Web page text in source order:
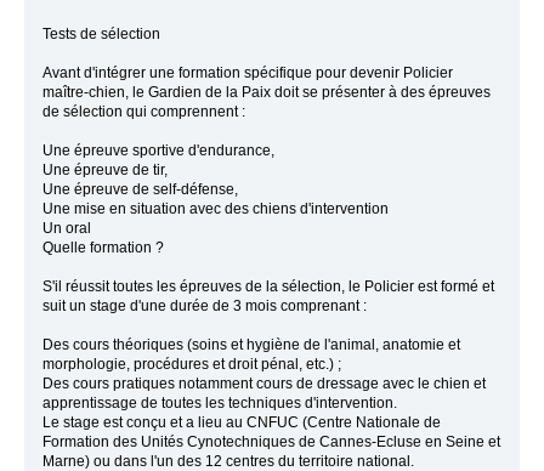
Tests de sélection
Avant d'intégrer une formation spécifique pour devenir Policier
maître-chien, le Gardien de la Paix doit se présenter à des épreuves
de sélection qui comprennent :
Une épreuve sportive d'endurance,
Une épreuve de tir,
Une épreuve de self-défense,
Une mise en situation avec des chiens d'intervention
Un oral
Quelle formation ?
S'il réussit toutes les épreuves de la sélection, le Policier est formé et
suit un stage d'une durée de 3 mois comprenant :
Des cours théoriques (soins et hygiène de l'animal, anatomie et
morphologie, procédures et droit pénal, etc.) ;
Des cours pratiques notamment cours de dressage avec le chien et
apprentissage de toutes les techniques d'intervention.
Le stage est conçu et a lieu au CNFUC (Centre Nationale de
Formation des Unités Cynotechniques de Cannes-Ecluse en Seine et
Marne) ou dans l'un des 12 centres du territoire national.